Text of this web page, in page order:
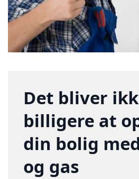
Det bliver
billigere at
din bolig
og gas